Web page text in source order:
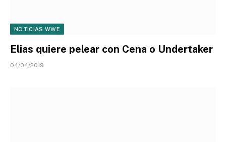
NOTICIAS WWE
Elias quiere pelear con Cena o Undertaker
04/04/2019